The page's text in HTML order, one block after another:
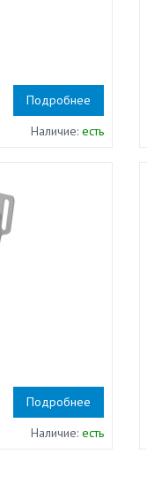
Подробнее
Наличие:есть
Подробнее
Наличие:есть